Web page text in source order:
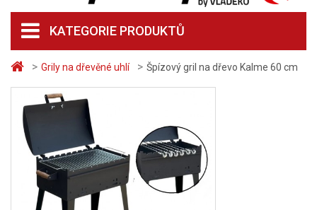
> Grily na dřevěné uhlí > Špízový gril na dřevo Kalme 60 cm
KATEGORIE PRODUKTŮ